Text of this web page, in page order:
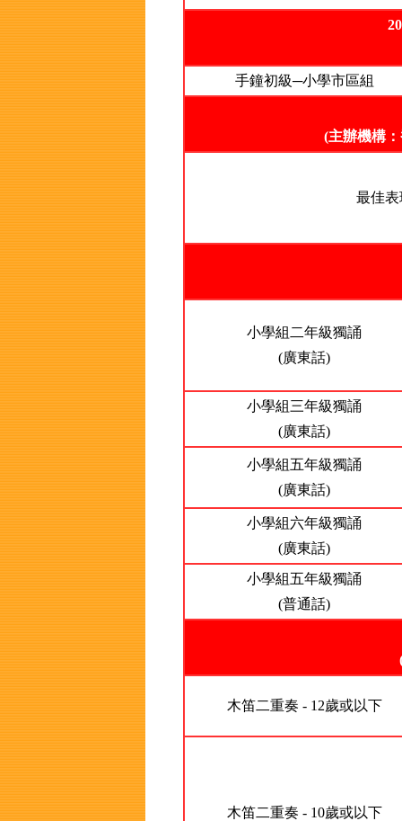
手鐘初級─小學市區組
(主辦機構
最佳
小學組二年級獨誦
(廣東話)
小學組三年級獨誦
(廣東話)
小學組五年級獨誦
(廣東話)
小學組六年級獨誦
(廣東話)
小學組五年級獨誦
(普通話)
木笛二重奏 - 12歲或以下
木笛二重奏 - 10歲或以下